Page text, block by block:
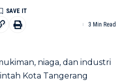
3 Min Read
niaga, dan industri
Kota Tangerang